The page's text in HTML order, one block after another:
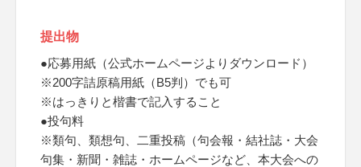
提出物
●応募用紙（公式ホームページよりダウンロード）
※200字詰原稿用紙（B5判）でも可
※はっきりと楷書で記入すること
●投句料
※類句、類想句、二重投稿（句会報・結社誌・大会
句集・新聞・雑誌・ホームページなど、本大会への